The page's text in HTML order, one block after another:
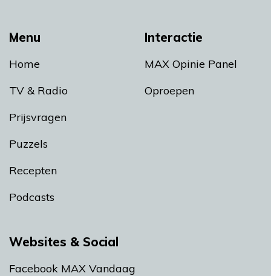
Menu
Home
TV & Radio
Prijsvragen
Puzzels
Recepten
Podcasts
Interactie
MAX Opinie Panel
Oproepen
Websites & Social
Facebook MAX Vandaag